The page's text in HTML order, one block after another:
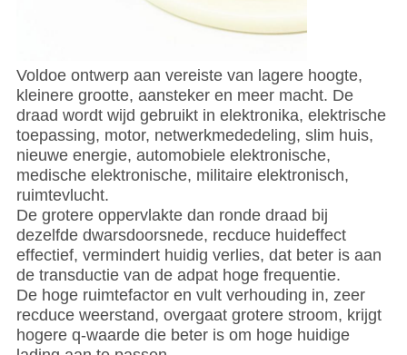
Voldoe ontwerp aan vereiste van lagere hoogte,
kleinere grootte, aansteker en meer macht. De
draad wordt wijd gebruikt in elektronika, elektrische
toepassing, motor, netwerkmededeling, slim huis,
nieuwe energie, automobiele elektronische,
medische elektronische, militaire elektronisch,
ruimtevlucht.
De grotere oppervlakte dan ronde draad bij
dezelfde dwarsdoorsnede, recduce huideffect
effectief, vermindert huidig verlies, dat beter is aan
de transductie van de adpat hoge frequentie.
De hoge ruimtefactor en vult verhouding in, zeer
recduce weerstand, overgaat grotere stroom, krijgt
hogere q-waarde die beter is om hoge huidige